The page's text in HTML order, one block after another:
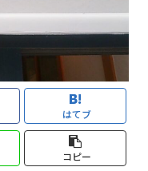
はてブ
コピー